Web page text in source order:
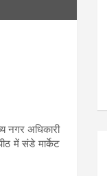
नगर अधिकारी
में संडे मार्केट